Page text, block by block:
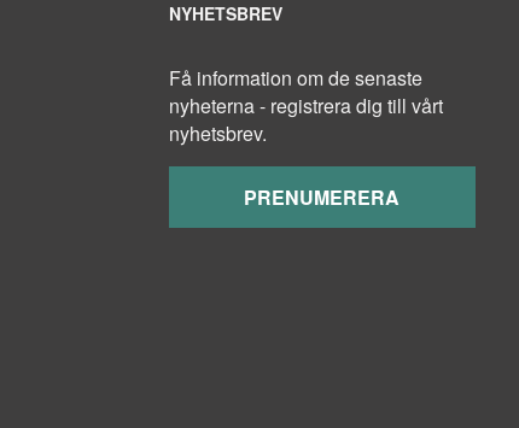
NYHETSBREV
Få information om de senaste
nyheterna - registrera dig till vårt
nyhetsbrev.
PRENUMERERA